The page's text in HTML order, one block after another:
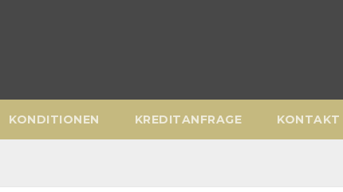
KONDITIONEN KREDITANFRAGE KONTAKT